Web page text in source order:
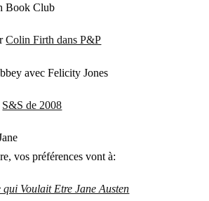
Book Club
Colin Firth dans P&P
avec Felicity Jones
S&S de 2008
vos préférences vont à:
Voulait Etre Jane Austen